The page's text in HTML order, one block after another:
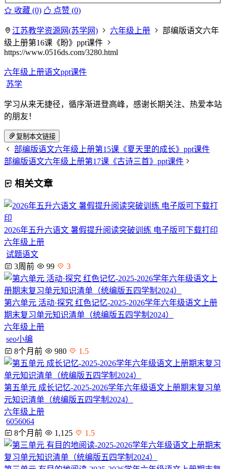
收藏 (0) 点赞 (0)
江苏教学资源网(苏学网) 六年级上册
部编版语文六年
级上册第16课《盼》ppt课件
https://www.0516ds.com/3280.html
六年级上册语文ppt课件
苏学
学习从来无捷径，循序渐进登高峰，感谢长期关注、热爱本站
的朋友！
复制本文链接
部编版语文六年级上册第15课《夏天里的成长》ppt课件
部编版语文六年级上册第17课《古诗三首》ppt课件
相关文章
2026年五升六语文 暑假提升阅读突破训练 电子版可下载打印
六年级上册
试题语文
3周前
99 3
第六单元 活动·探究 红色记忆-2025-2026学年六年级语文上册
期末复习单元知识清单（统编版五四学制2024）
六年级上册
seo小编
8个月前
980 1.5
第五单元 成长记忆-2025-2026学年六年级语文上册期末复习单
元知识清单（统编版五四学制2024）
六年级上册
6056064
8个月前
1,125 1.5